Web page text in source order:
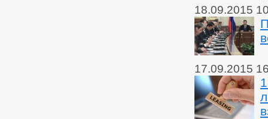
18.09.2015
17.09.2015